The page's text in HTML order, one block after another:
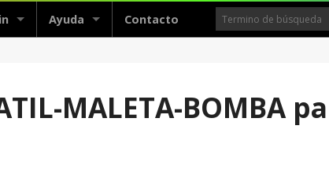
Ayuda Contacto
MALETA-BOMBA